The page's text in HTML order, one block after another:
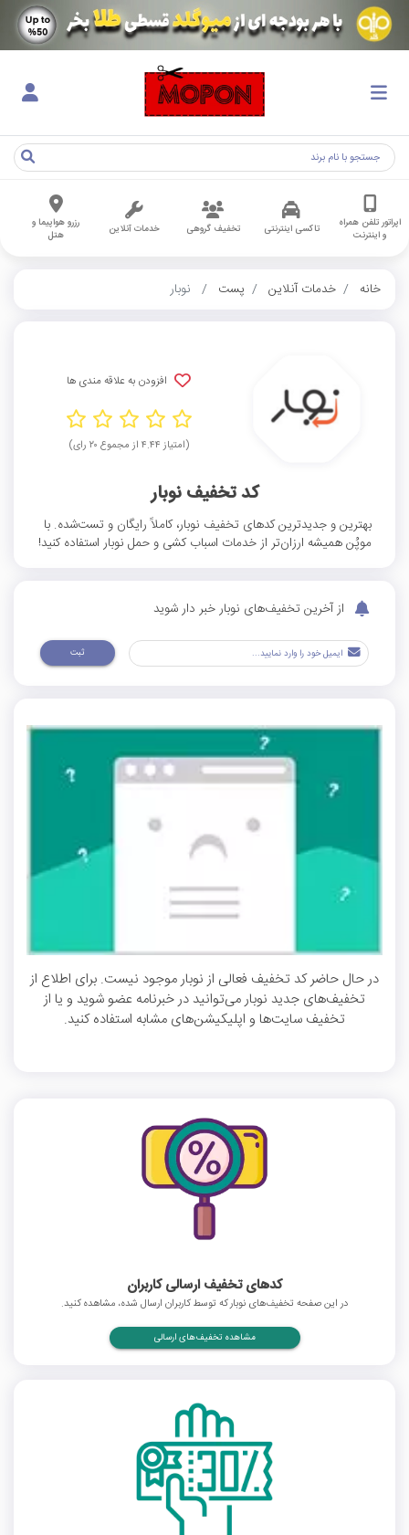
اپراتور تلفن همراه
و اینترنت
تاکسی اینترنتی تخفیف گروهی خدمات آنلاین
رزرو هواپیما و
هتل
خانه خدمات آنلاین پست نوبار
افزودن به علاقه مندی ها
(امتیاز ۴.۴۴ از مجموع ۲۰ رای)
کد تخفیف نوبار
بهترین و جدیدترین کدهای تخفیف نوبار، کاملاً رایگان و تست‌شده. با
موپُن همیشه ارزان‌تر از خدمات اسباب کشی و حمل نوبار استفاده کنید!
از آخرین تخفیف‌های نوبار خبر دار شوید
ثبت
در حال حاضر کد تخفیف فعالی از نوبار موجود نیست. برای اطلاع از
تخفیف‌های جدید نوبار می‌توانید در خبرنامه عضو شوید و یا از
تخفیف سایت‌ها و اپلیکیشن‌های مشابه استفاده کنید.
کدهای تخفیف ارسالی کاربران
در این صفحه تخفیف‌های نوبار که توسط کاربران ارسال شده، مشاهده کنید.
مشاهده تخفیف‌های ارسالی